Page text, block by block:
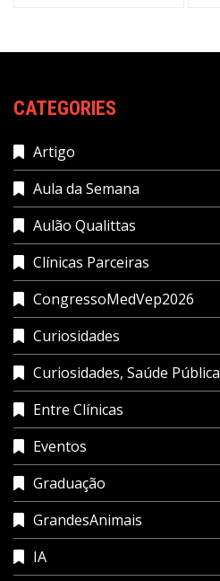
CATEGORIES
Artigo
Aula da Semana
Aulão Qualittas
Clínicas Parceiras
CongressoMedVep2026
Curiosidades
Curiosidades, Saúde Pública
Entre Clínicas
Eventos
Graduação
GrandesAnimais
IA